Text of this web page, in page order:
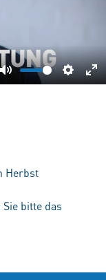
Mute
Herbst
bitte das